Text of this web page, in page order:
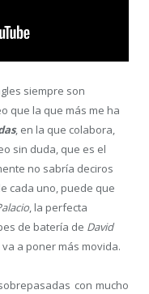
siempre son
que la que más me ha
, en la que colabora,
sin duda, que es el
no sabría deciros
cada uno, puede que
, la perfecta
de batería de David
a poner más movida.
con mucho